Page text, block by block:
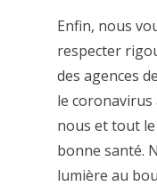
Enfin, nous
respecter
des agences
le
nous et tout
bonne santé.
lumière au